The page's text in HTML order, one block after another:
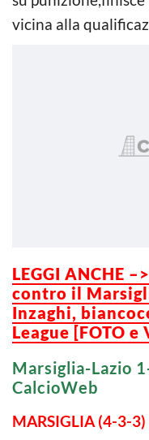
vicina alla
LEGGI ANCHE
contro il
Inzaghi,
League [FOTO e
Marsiglia-Lazio
CalcioWeb
MARSIGLIA (4-3-3)